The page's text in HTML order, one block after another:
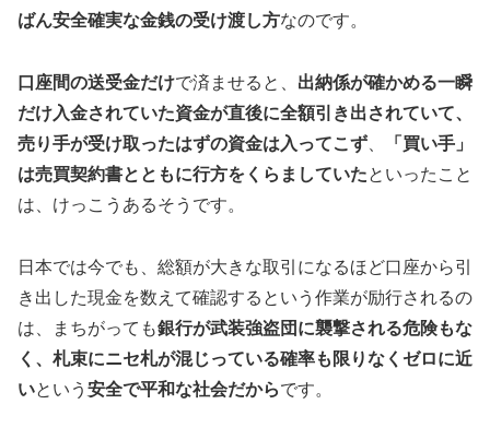
ばん安全確実な金銭の受け渡し方なのです。
口座間の送受金だけで済ませると、 出納係が確かめる一瞬
だけ入金されていた資金が直後に全額引き出されていて、
売り手が受け取ったはずの資金は入ってこず
「買い手」
は売買契約書とともに行方をくらましていたといったこと
は、けっこうあるそうです。
日本では今でも、総額が大きな取引になるほど口座から引
き出した現金を数えて確認するという作業が励行されるの
は、まちがっても銀行が武装強盗団に襲撃される危険もな
く、札束にニセ札が混じっている確率も限りなくゼロに近
いという 安全で平和な社会だからです。